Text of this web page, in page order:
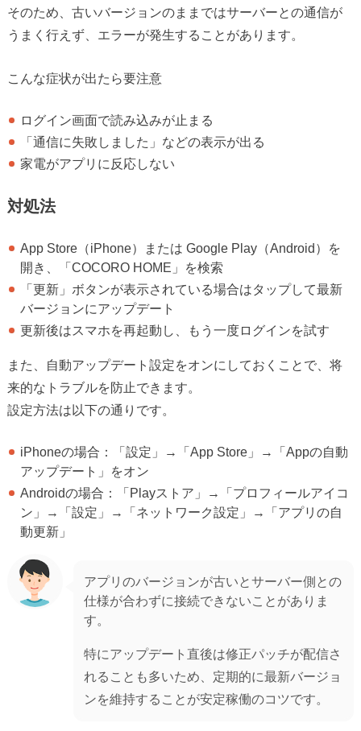
そのため、古いバージョンのままではサーバーとの通信が
うまく行えず、エラーが発生することがあります。
こんな症状が出たら要注意
ログイン画面で読み込みが止まる
「通信に失敗しました」などの表示が出る
家電がアプリに反応しない
対処法
App Store（iPhone）または Google Play（Android）を
開き、「COCORO HOME」を検索
「更新」ボタンが表示されている場合はタップして最新
バージョンにアップデート
更新後はスマホを再起動し、もう一度ログインを試す
また、自動アップデート設定をオンにしておくことで、将
来的なトラブルを防止できます。
設定方法は以下の通りです。
iPhoneの場合：「設定」→「App Store」→「Appの自動
アップデート」をオン
Androidの場合：「Playストア」→「プロフィールアイコ
ン」→「設定」→「ネットワーク設定」→「アプリの自
動更新」
アプリのバージョンが古いとサーバー側との
仕様が合わずに接続できないことがありま
す。
特にアップデート直後は修正パッチが配信さ
れることも多いため、定期的に最新バージョ
ンを維持することが安定稼働のコツです。